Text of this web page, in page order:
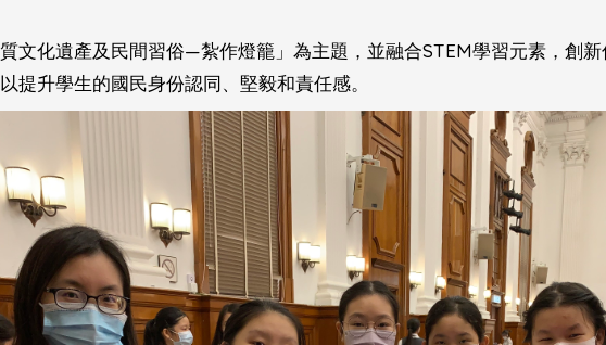
文化遺產及民間習俗—紮作燈籠」為主題，並融合STEM學習元素，創
提升學生的國民身份認同、堅毅和責任感。